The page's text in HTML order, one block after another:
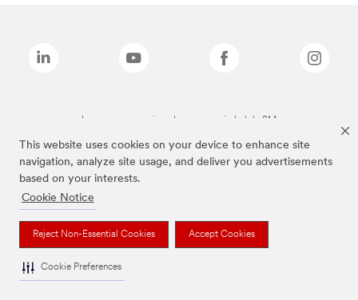
This website uses cookies on your device to enhance site
navigation, analyze site usage, and deliver you advertisements
based on your interests.
Cookie Notice
Reject Non-Essential Cookies Accept Cookies
Cookie Preferences
Las marcas mencionadas son propiedad de 3M